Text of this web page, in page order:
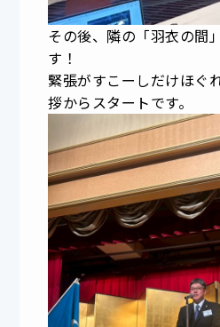
その後、隣の「羽衣の間
す！
緊張がすこーしだけほぐ
拶からスタートです。